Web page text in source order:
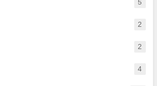
5
2
2
4